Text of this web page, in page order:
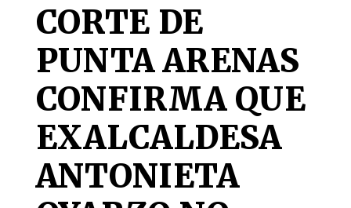
CORTE DE
PUNTA ARENAS
CONFIRMA QUE
EXALCALDESA
ANTONIETA